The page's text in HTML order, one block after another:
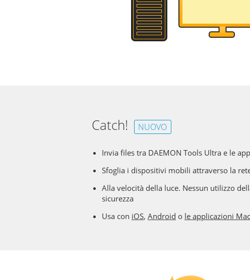
Catch! NUOVO
Invia files tra DAEMON Tools Ultra e le
Sfoglia i dispositivi mobili attraverso la
Alla velocità della luce. Nessun utilizzo
sicurezza
Usa con iOS, Android o le applicazioni Mac